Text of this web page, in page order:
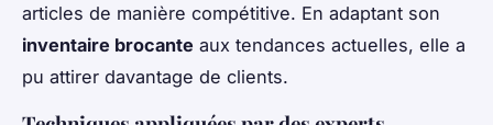
articles de manière compétitive. En adaptant son
inventaire brocante aux tendances actuelles, elle a
pu attirer davantage de clients.